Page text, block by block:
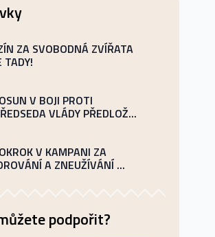
ZA SVOBODNÁ ZVÍŘATA
TADY!
V BOJI PROTI
VLÁDY PŘEDLOŽ...
V KAMPANI ZA
A ZNEUŽÍVÁNÍ ...
podpořit?